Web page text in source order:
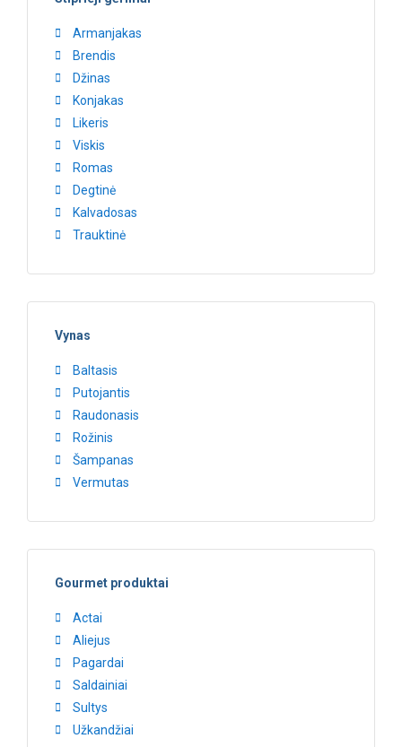
Armanjakas
Brendis
Džinas
Konjakas
Likeris
Viskis
Romas
Degtinė
Kalvadosas
Trauktinė
Vynas
Baltasis
Putojantis
Raudonasis
Rožinis
Šampanas
Vermutas
Gourmet produktai
Actai
Aliejus
Pagardai
Saldainiai
Sultys
Užkandžiai